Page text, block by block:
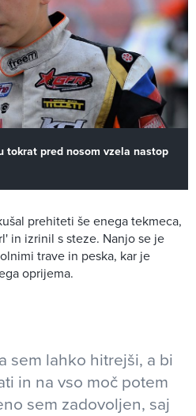
tokrat pred nosom vzela nastop
prehiteti še enega tekmeca,
in izrinil s steze. Nanjo se je
trave in peska, kar je
oprijema.
sem lahko hitrejši, a bi
in na vso moč potem
sem zadovoljen, saj